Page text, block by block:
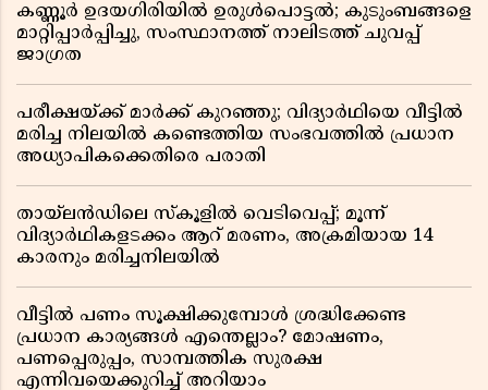
കണ്ണൂർ ഉദയഗിരിയിൽ ഉരുൾപൊട്ടൽ; കുടുംബങ്ങളെ
മാറ്റിപ്പാർപ്പിച്ചു, സംസ്ഥാനത്ത് നാലിടത്ത് ചുവപ്പ്
ജാഗ്രത
പരീക്ഷയ്ക്ക് മാർക്ക് കുറഞ്ഞു; വിദ്യാർഥിയെ വീട്ടിൽ
മരിച്ച നിലയിൽ കണ്ടെത്തിയ സംഭവത്തിൽ പ്രധാന
അധ്യാപികക്കെതിരെ പരാതി
തായ്‌ലൻഡിലെ സ്‌കൂളിൽ വെടിവെപ്പ്; മൂന്ന്
വിദ്യാർഥികളടക്കം ആറ് മരണം, അക്രമിയായ 14
കാരനും മരിച്ചനിലയിൽ
വീട്ടിൽ പണം സൂക്ഷിക്കുമ്പോൾ ശ്രദ്ധിക്കേണ്ട
പ്രധാന കാര്യങ്ങൾ എന്തെല്ലാം? മോഷണം,
പണപ്പെരുപ്പം, സാമ്പത്തിക സുരക്ഷ
എന്നിവയെക്കുറിച്ച് അറിയാം